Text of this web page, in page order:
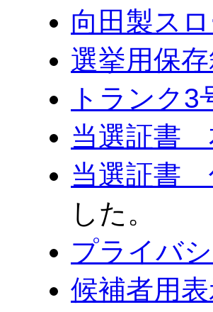
向田製ス
選挙用保
トランク3
当選証書
当選証書
した。
プライバ
候補者用